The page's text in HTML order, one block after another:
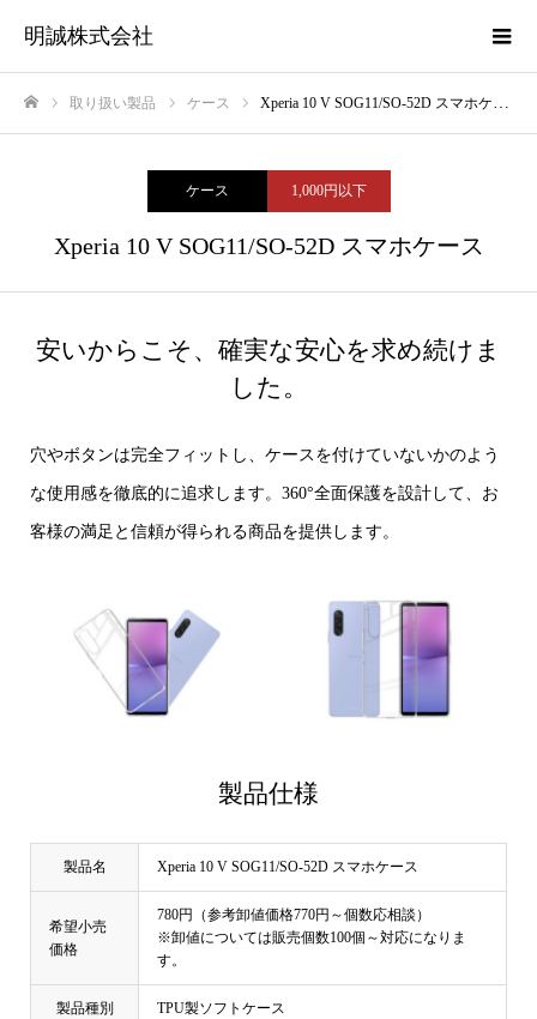
明誠株式会社
取り扱い製品 ケース Xperia 10 V SOG11/SO-52D スマホケース
ケース 1,000円以下
Xperia 10 V SOG11/SO-52D スマホケース
安いからこそ、確実な安心を求め続けま
した。
穴やボタンは完全フィットし、ケースを付けていないかのよう
な使用感を徹底的に追求します。360°全面保護を設計して、お
客様の満足と信頼が得られる商品を提供します。
製品仕様
製品名 Xperia 10 V SOG11/SO-52D スマホケース
希望小売
価格
780円（参考卸値価格770円～個数応相談）
※卸値については販売個数100個～対応になりま
す。
製品種別 TPU製ソフトケース